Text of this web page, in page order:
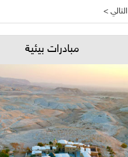
< التالي
مبادرات بيئية